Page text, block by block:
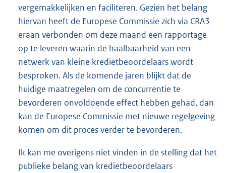
vergemakkelijken en faciliteren. Gezien het belang
hiervan heeft de Europese Commissie zich via CRA3
eraan verbonden om deze maand een rapportage
op te leveren waarin de haalbaarheid van een
netwerk van kleine kredietbeoordelaars wordt
besproken. Als de komende jaren blijkt dat de
huidige maatregelen om de concurrentie te
bevorderen onvoldoende effect hebben gehad, dan
kan de Europese Commissie met nieuwe regelgeving
komen om dit proces verder te bevorderen.
Ik kan me overigens niet vinden in de stelling dat het
publieke belang van kredietbeoordelaars